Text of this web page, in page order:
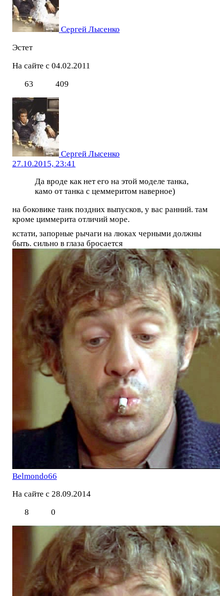
Сергей Лысенко
Эстет
На сайте с 04.02.2011
63
409
Сергей Лысенко
27.10.2015, 23:41
Да вроде как нет его на этой моделе танка,
камо от танка с цеммеритом наверное)
на боковике танк поздних выпусков, у вас ранний. там
кроме циммерита отличий море.
кстати, запорные рычаги на люках черными должны
быть. сильно в глаза бросается
Belmondo66
На сайте с 28.09.2014
8
0